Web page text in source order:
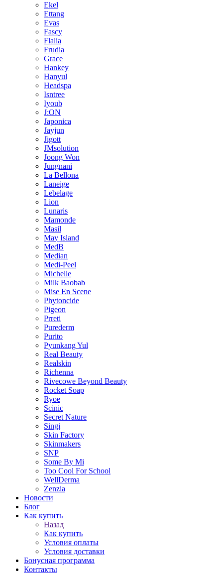
Ekel
Ettang
Evas
Fascy
Flalia
Frudia
Grace
Hankey
Hanyul
Headspa
Isntree
Iyoub
J:ON
Japonica
Jayjun
Jigott
JMsolution
Joong Won
Jungnani
La Bellona
Laneige
Lebelage
Lion
Lunaris
Mamonde
Masil
May Island
MedB
Median
Medi-Peel
Michelle
Milk Baobab
Mise En Scene
Phytoncide
Pigeon
Prreti
Purederm
Purito
Pyunkang Yul
Real Beauty
Realskin
Richenna
Rivecowe Beyond Beauty
Rocket Soap
Ryoe
Scinic
Secret Nature
Singi
Skin Factory
Skinmakers
SNP
Some By Mi
Too Cool For School
WellDerma
Zenzia
Новости
Блог
Как купить
Назад
Как купить
Условия оплаты
Условия доставки
Бонусная программа
Контакты